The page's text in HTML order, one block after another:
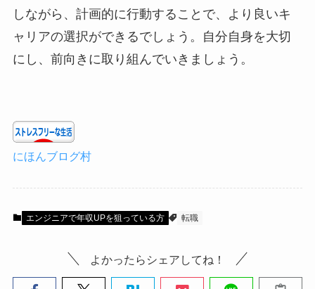
しながら、計画的に行動することで、より良いキ
ャリアの選択ができるでしょう。自分自身を大切
にし、前向きに取り組んでいきましょう。
にほんブログ村
エンジニアで年収UPを狙っている方 転職
よかったらシェアしてね！